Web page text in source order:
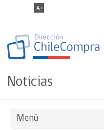
Noticias
Menú